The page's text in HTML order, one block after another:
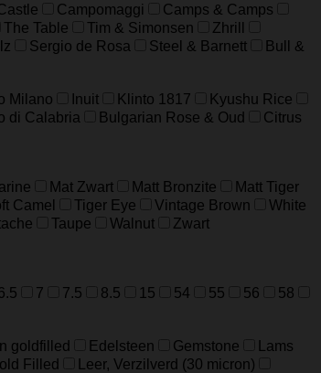
Campomaggi
Camps & Camps
The Table Tim & Simonsen
Zhrill
Sergio de Rosa Steel & Barnett
Bull &
Milano Inuit Klinto 1817
Kyushu Rice
di Calabria Bulgarian Rose & Oud
Citrus
Mat Zwart Matt Bronzite
Matt Tiger
Camel Tiger Eye Vintage Brown
White
Taupe Walnut
Zwart
7 7.5 8.5 15 54 55 56
58
goldfilled Edelsteen Gemstone
Lams
Filled
Leer, Verzilverd (30 micron)